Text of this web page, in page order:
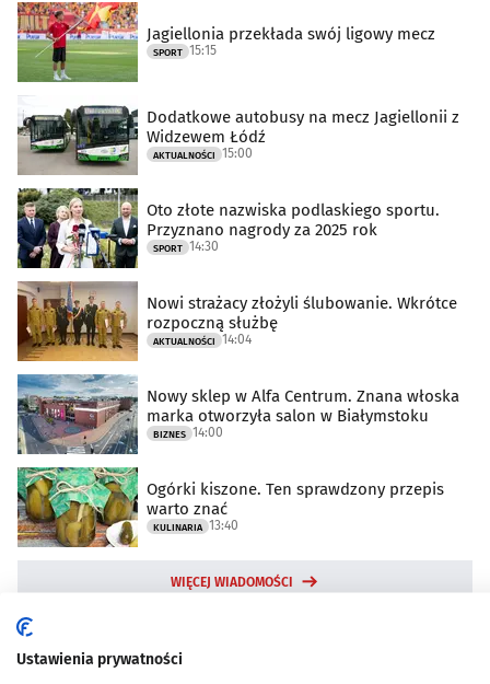
Jagiellonia przekłada swój ligowy mecz
SPORT 15:15
Dodatkowe autobusy na mecz Jagiellonii z
Widzewem Łódź
AKTUALNOŚCI 15:00
Oto złote nazwiska podlaskiego sportu.
Przyznano nagrody za 2025 rok
SPORT 14:30
Nowi strażacy złożyli ślubowanie. Wkrótce
rozpoczną służbę
AKTUALNOŚCI 14:04
Nowy sklep w Alfa Centrum. Znana włoska
marka otworzyła salon w Białymstoku
BIZNES 14:00
Ogórki kiszone. Ten sprawdzony przepis
warto znać
KULINARIA 13:40
WIĘCEJ WIADOMOŚCI
Ustawienia prywatności